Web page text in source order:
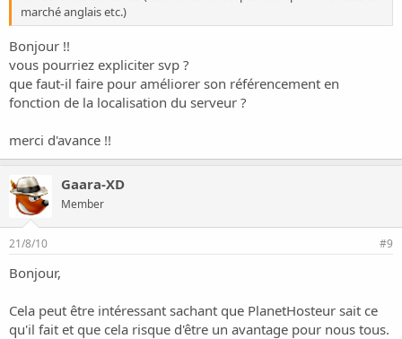
marché anglais etc.)
Bonjour !!
vous pourriez expliciter svp ?
que faut-il faire pour améliorer son référencement en
fonction de la localisation du serveur ?
merci d'avance !!
Gaara-XD
Member
21/8/10 #9
Bonjour,
Cela peut être intéressant sachant que PlanetHosteur sait ce
qu'il fait et que cela risque d'être un avantage pour nous tous.